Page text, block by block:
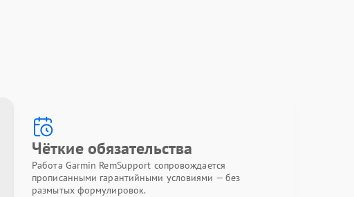
Чёткие обязательства
Работа Garmin RemSupport сопровождается
прописанными гарантийными условиями — без
размытых формулировок.